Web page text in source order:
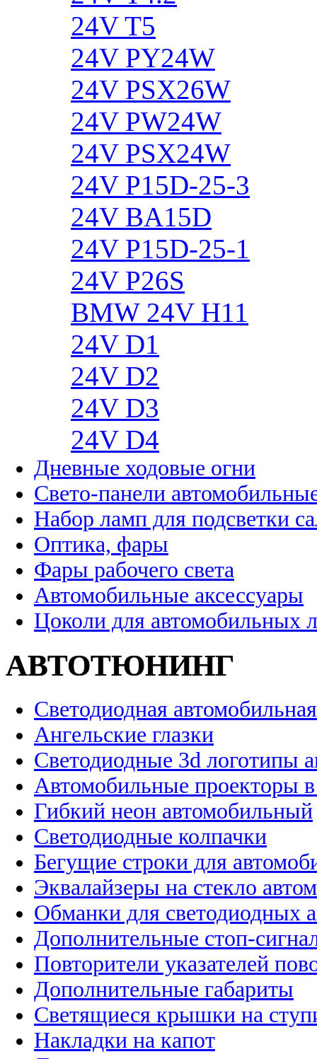
24V T5
24V PY24W
24V PSX26W
24V PW24W
24V PSX24W
24V P15D-25-3
24V BA15D
24V P15D-25-1
24V P26S
BMW 24V H11
24V D1
24V D2
24V D3
24V D4
Дневные ходовые огни
Свето-панели
Набор ламп для подсветки
Оптика, фары
Фары рабочего света
Автомобильные аксессуары
Цоколи для автомобильных
АВТОТЮНИНГ
Светодиодная
Ангельские глазки
Светодиодные 3d логотипы
Автомобильные проекторы
Гибкий неон автомобильный
Светодиодные колпачки
Бегущие строки для
Эквалайзеры на стекло
Обманки для светодиодных
Дополнительные стоп-
Повторители указателей
Дополнительные габариты
Светящиеся крышки на
Накладки на капот